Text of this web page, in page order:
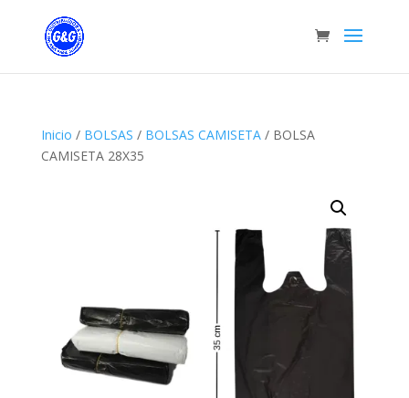
Inicio / BOLSAS / BOLSAS CAMISETA/ BOLSA
CAMISETA 28X35